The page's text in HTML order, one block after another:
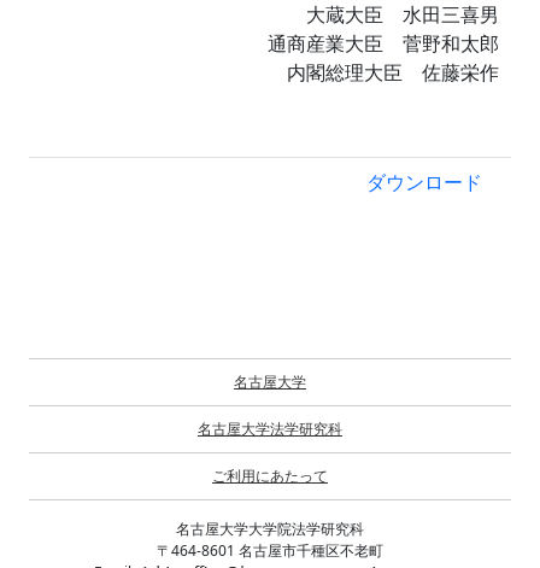
大蔵大臣 水田三喜男
通商産業大臣 菅野和太郎
内閣総理大臣 佐藤栄作
ダウンロード
名古屋大学
名古屋大学法学研究科
ご利用にあたって
名古屋大学大学院法学研究科
〒464-8601 名古屋市千種区不老町